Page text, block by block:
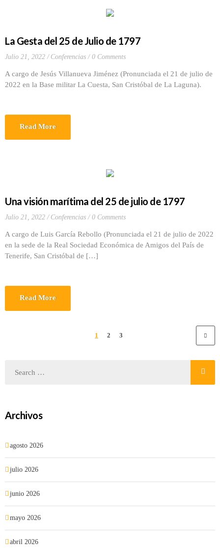
La Gesta del 25 de Julio de 1797
Julio 21, 2022 Conferencias 0 Comments
A cargo de Jesús Villanueva Jiménez (Pronunciada el 21 de julio de
2022 en la Base militar La Cuesta, San Cristóbal de La Laguna).
Read More
Una visión marítima del 25 de julio de 1797
Julio 21, 2022 Conferencias 0 Comments
A cargo de Luis García Rebollo (Pronunciada el 21 de julio de 2022
en la sede de la Real Sociedad Económica de Amigos del País de
Tenerife, San Cristóbal de […]
Read More
1 2 3
Archivos
agosto 2026
julio 2026
junio 2026
mayo 2026
abril 2026